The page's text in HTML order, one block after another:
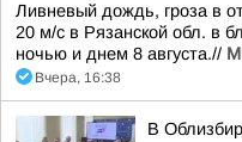
Ливневый дождь, гроза в
20 м/с в Рязанской обл. в
ночью и днем 8 августа.//
Вчера, 16:38
В